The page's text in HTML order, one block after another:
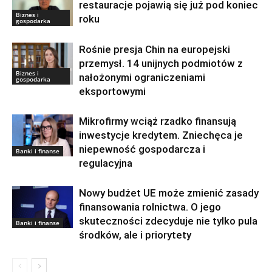
Biznes i
gospodarka
restauracje pojawią się już pod koniec
roku
Biznes i
gospodarka
Rośnie presja Chin na europejski
przemysł. 14 unijnych podmiotów z
nałożonymi ograniczeniami
eksportowymi
Banki i finanse
Mikrofirmy wciąż rzadko finansują
inwestycje kredytem. Zniechęca je
niepewność gospodarcza i
regulacyjna
Banki i finanse
Nowy budżet UE może zmienić zasady
finansowania rolnictwa. O jego
skuteczności zdecyduje nie tylko pula
środków, ale i priorytety